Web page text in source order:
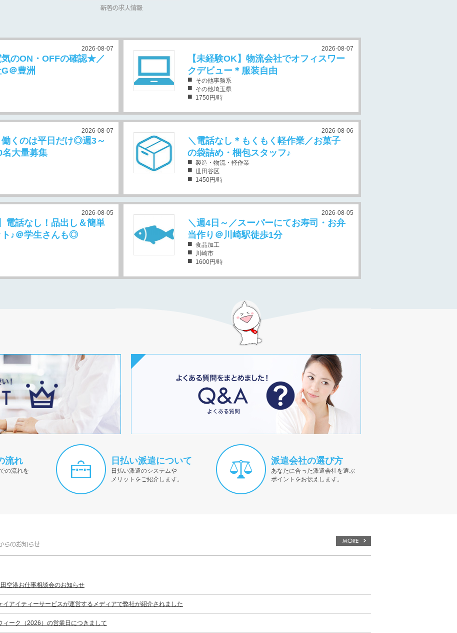
2026-08-07
気のON・OFFの確認★／
＠豊洲
2026-08-07
【未経験OK】物流会社でオフィスワー
クデビュー＊服装自由
その他事務系
その他埼玉県
1750円/時
2026-08-07
働くのは平日だけ◎週3～
名大量募集
2026-08-06
＼電話なし＊もくもく軽作業／お菓子
の袋詰め・梱包スタッフ♪
製造・物流・軽作業
世田谷区
1450円/時
2026-08-05
電話なし！品出し＆簡単
♪＠学生さんも◎
2026-08-05
＼週4日～／スーパーにてお寿司・お弁
当作り＠川崎駅徒歩1分
食品加工
川崎市
1600円/時
流れ
の流れを
日払い派遣について
日払い派遣のシステムや
メリットをご紹介します。
派遣会社の選び方
あなたに合った派遣会社を選ぶ
ポイントをお伝えします。
空港お仕事相談会のお知らせ
アイティーサービスが運営するメディアで弊社が紹介されました
ーク（2026）の営業日につきまして